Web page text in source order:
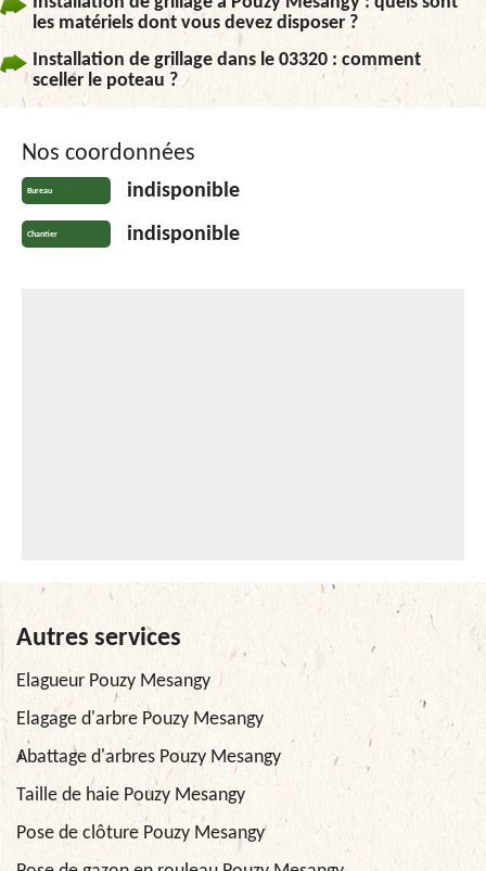
les matériels dont vous devez disposer ?
Installation de grillage dans le 03320 : comment
sceller le poteau ?
Nos coordonnées
Bureau indisponible
Chantier indisponible
Autres services
Elagueur Pouzy Mesangy
Elagage d'arbre Pouzy Mesangy
Abattage d'arbres Pouzy Mesangy
Taille de haie Pouzy Mesangy
Pose de clôture Pouzy Mesangy